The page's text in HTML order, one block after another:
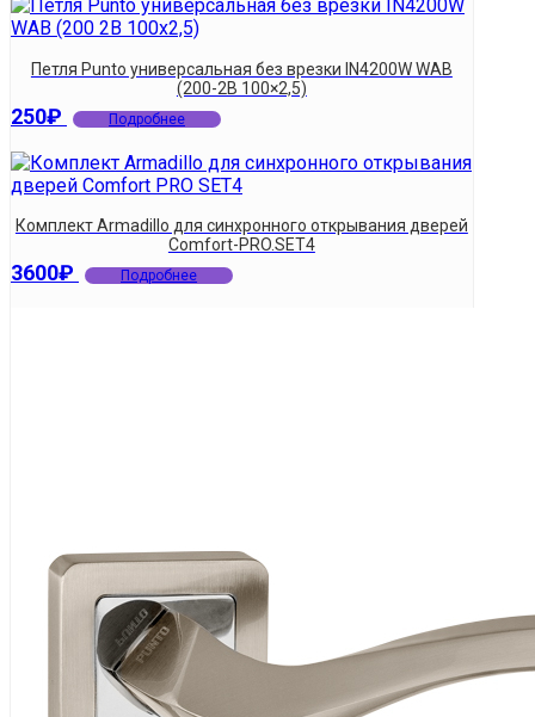
Петля Punto универсальная без врезки IN4200W WAB
(200-2B 100×2,5)
250₽ Подробнее
Комплект Armadillo для синхронного открывания дверей
Comfort-PRO.SET4
3600₽ Подробнее